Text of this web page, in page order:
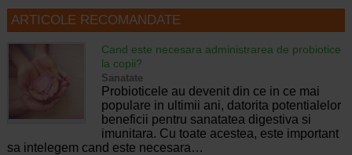
ARTICOLE RECOMANDATE
Cand este necesara administrarea de probiotice
la copii?
Sanatate
Probioticele au devenit din ce in ce mai
populare in ultimii ani, datorita potentialelor
beneficii pentru sanatatea digestiva si
imunitara. Cu toate acestea, este important
sa intelegem cand este necesara…